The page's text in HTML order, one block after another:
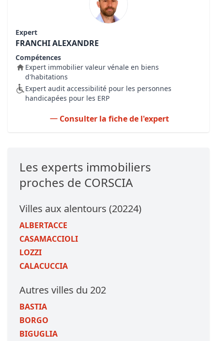
Expert
FRANCHI ALEXANDRE
Compétences
Expert immobilier valeur vénale en biens
d'habitations
Expert audit accessibilité pour les personnes
handicapées pour les ERP
Consulter la fiche de l'expert
Les experts immobiliers
proches de CORSCIA
Villes aux alentours (20224)
ALBERTACCE
CASAMACCIOLI
LOZZI
CALACUCCIA
Autres villes du 202
BASTIA
BORGO
BIGUGLIA